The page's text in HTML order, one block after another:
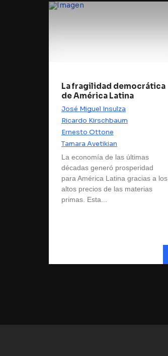
La fragilidad democrática
de América Latina
José Miguel Insulza
Ricardo Kirschbaum
Ernesto Ottone
Tamara Avetikian
La economía de las últimas
décadas generó prosperidad
para América Latina gracias a los
altos precios de las materias
primas. Esta...